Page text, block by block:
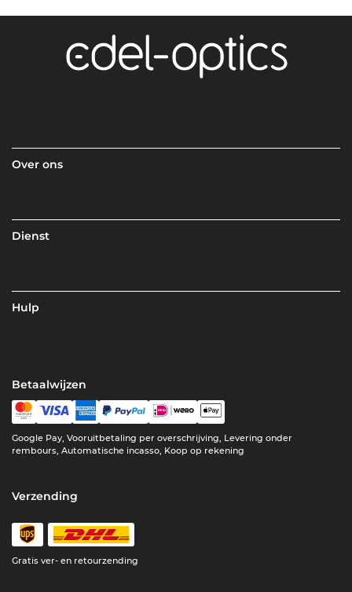
Over ons
Dienst
Hulp
Betaalwijzen
Google Pay, Vooruitbetaling per overschrijving, Levering onder
rembours, Automatische incasso, Koop op rekening
Verzending
Gratis ver- en retourzending